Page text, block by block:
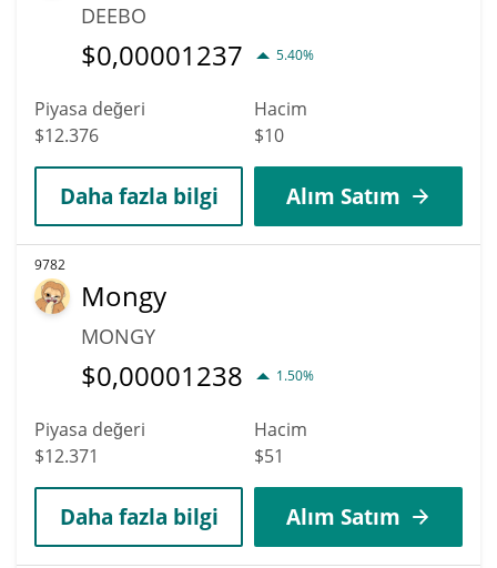
DEEBO
$0,00001237 5.40%
Piyasa değeri
$12.376
Hacim
$10
Daha fazla bilgi Alım Satım
9782
Mongy
MONGY
$0,00001238 1.50%
Piyasa değeri
$12.371
Hacim
$51
Daha fazla bilgi Alım Satım